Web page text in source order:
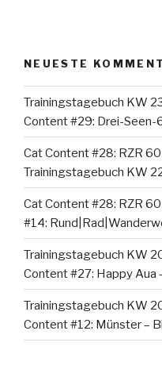
NEUESTE
Trainingstagebuch KW
Content #29: Drei-Seen-
Cat Content #28: RZR
Trainingstagebuch KW
Cat Content #28: RZR
#14:
Trainingstagebuch KW
Content #27: Happy
Trainingstagebuch KW
Content #12: Münster –